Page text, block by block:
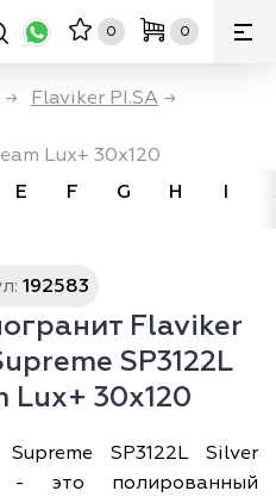
0 0
→ Flaviker PI.SA →
Lux+ 30x120
E F G H I
192583
Flaviker
SP3122L
Lux+ 30x120
SP3122L Silver
- это полированный